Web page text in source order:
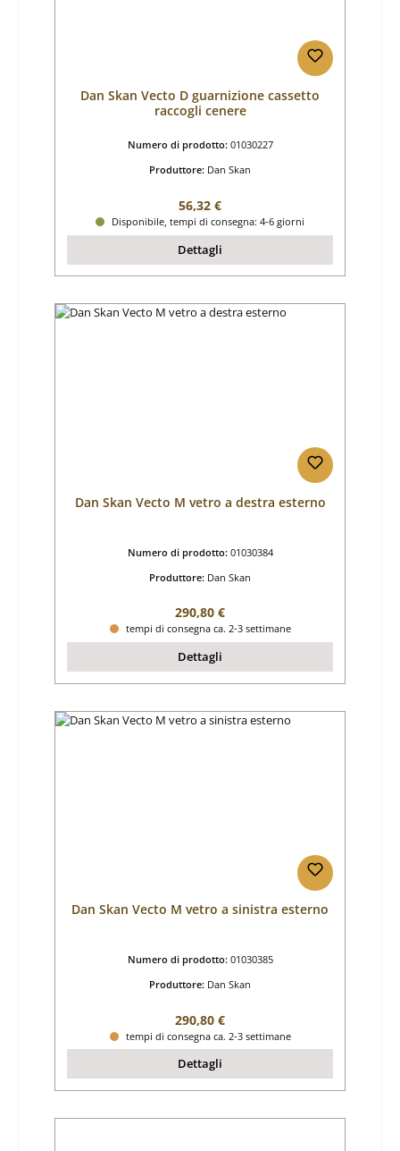
Dan Skan Vecto D guarnizione cassetto
raccogli cenere
Numero di prodotto: 01030227
Produttore: Dan Skan
Prezzo normale:
56,32 €
Disponibile, tempi di consegna: 4-6 giorni
Dettagli
Dan Skan Vecto M vetro a destra esterno
Numero di prodotto: 01030384
Produttore: Dan Skan
Prezzo normale:
290,80 €
tempi di consegna ca. 2-3 settimane
Dettagli
Dan Skan Vecto M vetro a sinistra esterno
Numero di prodotto: 01030385
Produttore: Dan Skan
Prezzo normale:
290,80 €
tempi di consegna ca. 2-3 settimane
Dettagli